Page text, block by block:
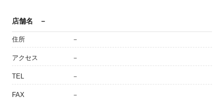
店舗名 －
住所 －
アクセス －
TEL －
FAX －